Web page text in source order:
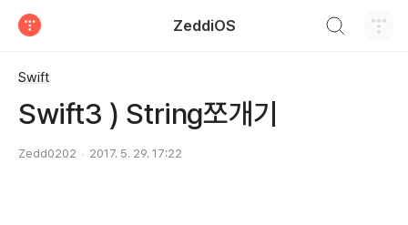
ZeddiOS
Swift
Swift3 ) String쪼개기
Zedd0202 2017. 5. 29. 17:22